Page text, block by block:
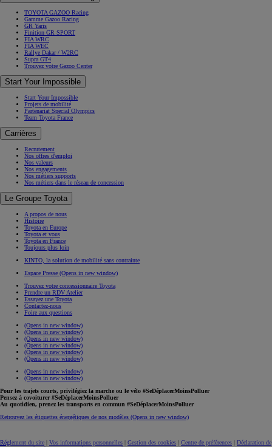
TOYOTA GAZOO Racing
Gamme Gazoo Racing
GR Yaris
Finition GR SPORT
FIA WRC
FIA WEC
Rallye Dakar / W2RC
Supra GT4
Trouvez votre Gazoo Center
Start Your Impossible
Start Your Impossible
Projets de mobilité
Partenariat Special Olympics
Team Toyota France
Carrières
Recrutement
Nos offres d'emploi
Nos valeurs
Nos engagements
Nos métiers supports
Nos métiers dans le réseau de concession
Le Groupe Toyota
A propos de nous
Histoire
Toyota en Europe
Toyota et vous
Toyota en France
Toujours plus loin
KINTO, la solution de mobilité sans contrainte
Espace Presse (Opens in new window)
Trouvez votre concessionnaire Toyota
Prendre un RDV Atelier
Essayez une Toyota
Contactez-nous
Foire aux questions
(Opens in new window)
(Opens in new window)
(Opens in new window)
(Opens in new window)
(Opens in new window)
(Opens in new window)
(Opens in new window)
(Opens in new window)
Pour les trajets courts, privilégiez la marche ou le vélo #SeDéplacerMoinsPolluer
Pensez à covoiturer #SeDéplacerMoinsPolluer
Au quotidien, prenez les transports en commun #SeDéplacerMoinsPolluer
Retrouvez les étiquettes énergétiques de nos modèles (Opens in new window)
Réglement du site | Vos informations personnelles | Gestion des cookies | Centre de préférences | Déclaration de